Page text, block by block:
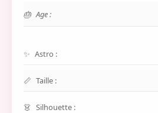
Age :
Astro :
Taille :
Silhouette :